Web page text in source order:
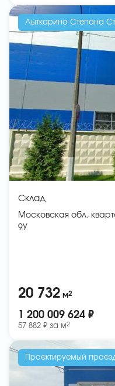
Лыткарино Степана
Склад
Московская обл,
9У
20 732 м2
1 200 009 624 ₽
57 882 ₽ за м2
Проектируемый